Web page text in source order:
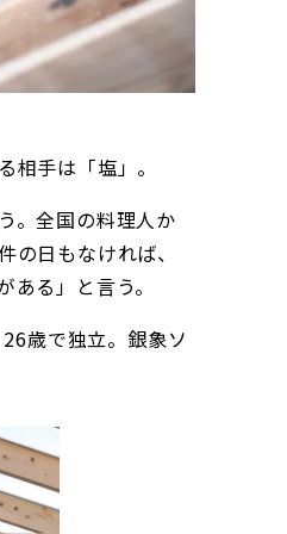
手は「塩」。
。全国の料理人か
日もなければ、
る」と言う。
歳で独立。銀象ソ